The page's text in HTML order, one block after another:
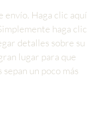
envío. Haga clic aquí
haga clic
detalles sobre su
lugar para que
un poco más